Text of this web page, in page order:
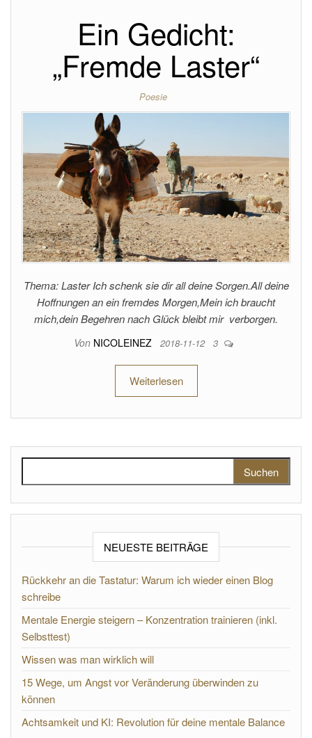
Ein Gedicht:
„Fremde Laster“
Poesie
Thema: Laster Ich schenk sie dir all deine Sorgen.All deine
Hoffnungen an ein fremdes Morgen,Mein ich braucht
mich,dein Begehren nach Glück bleibt mir verborgen.
Von NICOLEINEZ 2018-11-12 3
Weiterlesen
NEUESTE BEITRÄGE
Rückkehr an die Tastatur: Warum ich wieder einen Blog
schreibe
Mentale Energie steigern – Konzentration trainieren (inkl.
Selbsttest)
Wissen was man wirklich will
15 Wege, um Angst vor Veränderung überwinden zu
können
Achtsamkeit und KI: Revolution für deine mentale Balance